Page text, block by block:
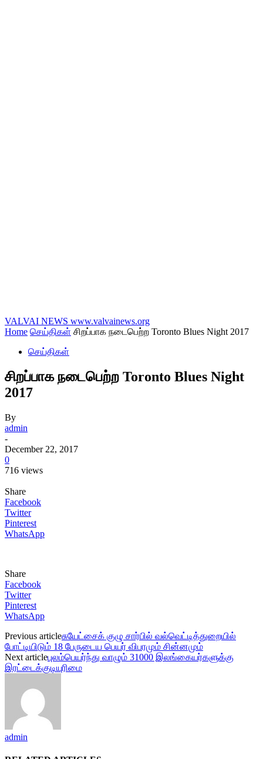
VALVAI NEWS www.valvainews.org
Home செய்திகள் சிறப்பாக நடைபெற்ற Toronto Blues Night 2017
செய்திகள்
சிறப்பாக நடைபெற்ற Toronto Blues Night
2017
By
admin
-
December 22, 2017
0
716 views
Share
Facebook
Twitter
Pinterest
WhatsApp
Share
Facebook
Twitter
Pinterest
WhatsApp
Previous articleசுயேட்சைக் குழு சார்பில் வல்வெட்டித்துறையில்
போட்டியிடும் 18 பேருடைய பெயர் விபரமும் சின்னமும்
Next articleபுலம்பெயர்ந்து வாழும் 31000 இலங்கையர்களுக்கு
இரட்டைக்குடியுரிமை
admin